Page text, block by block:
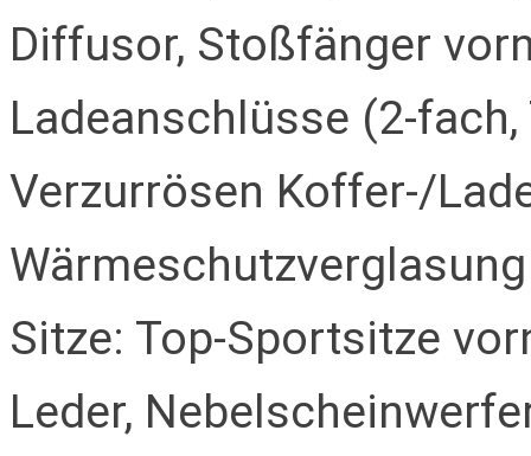
Diffusor, Stoßfänger
Ladeanschlüsse (2-
Verzurrösen Koffer-/
Wärmeschutzverglasung
Sitze: Top-Sportsitze
Leder,